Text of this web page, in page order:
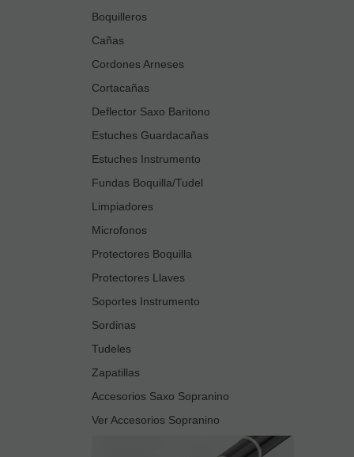
Boquilleros
Cañas
Cordones Arneses
Cortacañas
Deflector Saxo Baritono
Estuches Guardacañas
Estuches Instrumento
Fundas Boquilla/Tudel
Limpiadores
Microfonos
Protectores Boquilla
Protectores Llaves
Soportes Instrumento
Sordinas
Tudeles
Zapatillas
Accesorios Saxo Sopranino
Ver Accesorios Sopranino